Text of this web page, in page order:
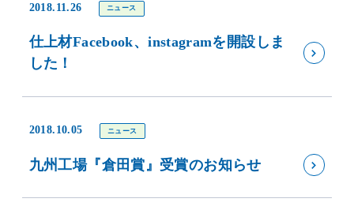
2018.11.26 ニュース
仕上材Facebook、instagramを開設しま
した！
2018.10.05 ニュース
九州工場『倉田賞』受賞のお知らせ